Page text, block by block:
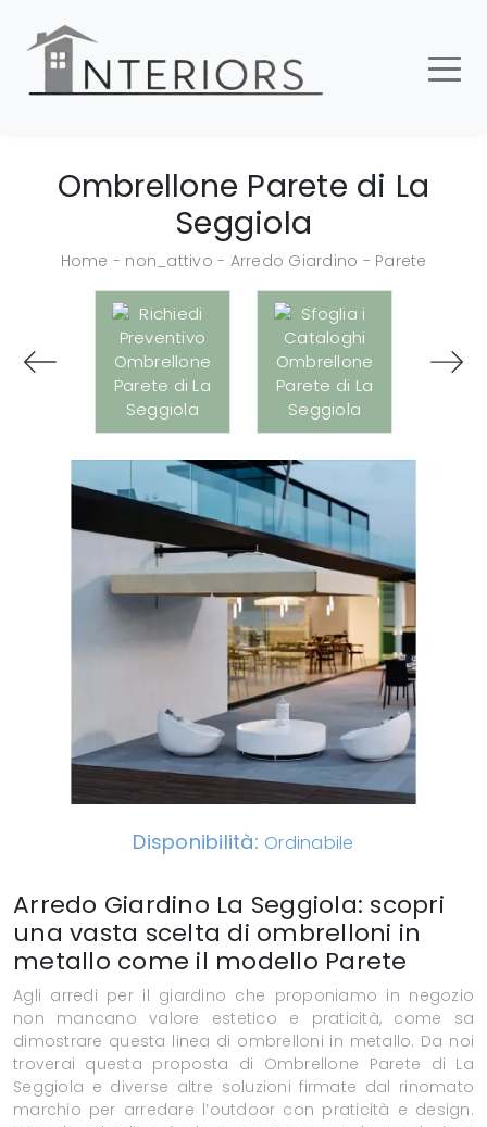
Ombrellone Parete di La
Seggiola
Home - non_attivo - Arredo Giardino - Parete
Disponibilità: Ordinabile
Arredo Giardino La Seggiola: scopri
una vasta scelta di ombrelloni in
metallo come il modello Parete
Agli arredi per il giardino che proponiamo in negozio
non mancano valore estetico e praticità, come sa
dimostrare questa linea di ombrelloni in metallo. Da noi
troverai questa proposta di Ombrellone Parete di La
Seggiola e diverse altre soluzioni firmate dal rinomato
marchio per arredare l’outdoor con praticità e design.